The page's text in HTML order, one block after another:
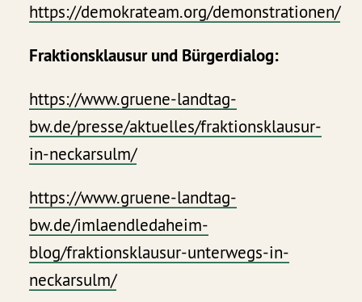
https://demokrateam.org/demonstrationen/
Fraktionsklausur und Bürgerdialog:
https://www.gruene-landtag-
bw.de/presse/aktuelles/fraktionsklausur-
in-neckarsulm/
https://www.gruene-landtag-
bw.de/imlaendledaheim-
blog/fraktionsklausur-unterwegs-in-
neckarsulm/